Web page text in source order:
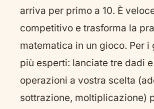
arriva per primo a 10. È
competitivo e trasforma la
matematica in un gioco. Per i
più esperti: lanciate tre dadi
operazioni a vostra scelta
sottrazione, moltiplicazione)